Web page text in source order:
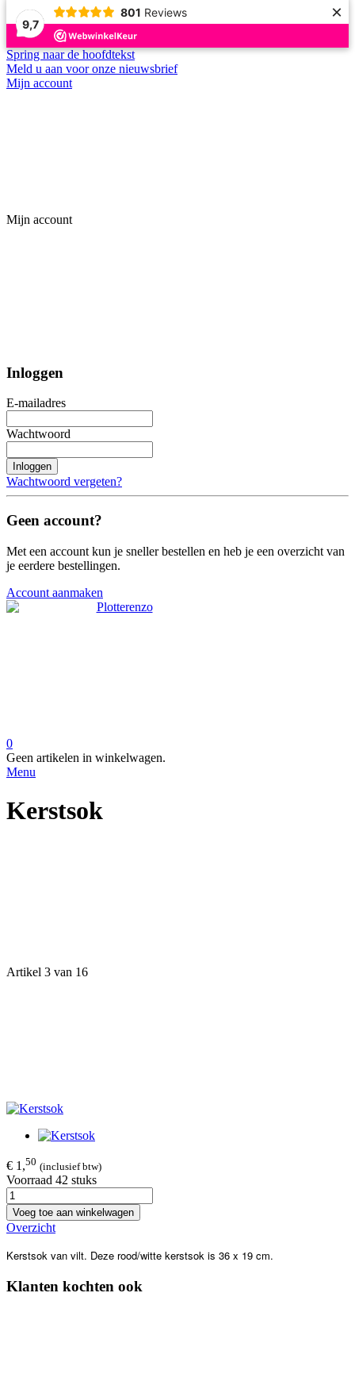
9,7
801 Reviews ×
Spring naar de hoofdtekst
Meld u aan voor onze nieuwsbrief
Mijn account
Mijn account
Inloggen
E-mailadres
Wachtwoord
Inloggen
Wachtwoord vergeten?
Geen account?
Met een account kun je sneller bestellen en heb je een overzicht van
je eerdere bestellingen.
Account aanmaken
0
Geen artikelen in winkelwagen.
Menu
Kerstsok
Artikel 3 van 16
€ 1,50 (inclusief btw)
Voorraad 42 stuks
Voeg toe aan winkelwagen
Overzicht
Kerstsok van vilt. Deze rood/witte kerstsok is 36 x 19 cm.
Klanten kochten ook